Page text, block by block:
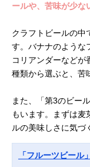
ールや、苦味が少な
クラフトビールの中
す。バナナのような
コリアンダーなどが
種類から選ぶと、苦
また、「第3のビー
もいます。まずは麦
ルの美味しさに気づ
「フルーツビー